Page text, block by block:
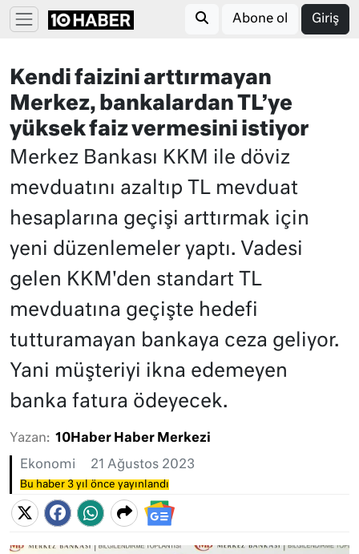
Abone ol Giriş
Kendi faizini arttırmayan
Merkez, bankalardan TL’ye
yüksek faiz vermesini istiyor
Merkez Bankası KKM ile döviz
mevduatını azaltıp TL mevduat
hesaplarına geçişi arttırmak için
yeni düzenlemeler yaptı. Vadesi
gelen KKM'den standart TL
mevduatına geçişte hedefi
tutturamayan bankaya ceza geliyor.
Yani müşteriyi ikna edemeyen
banka fatura ödeyecek.
Yazan: 10Haber Haber Merkezi
Ekonomi 21 Ağustos 2023
Bu haber 3 yıl önce yayınlandı